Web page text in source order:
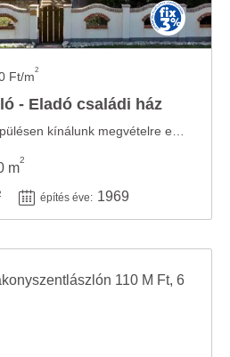
Ft/m2
- Eladó családi ház
m
2
építés éve: 1969